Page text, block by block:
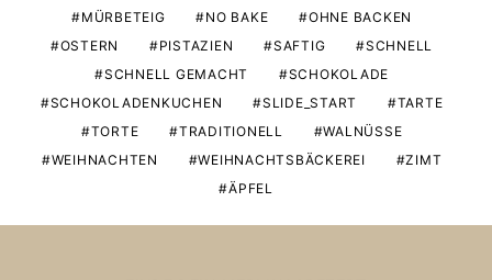
MÜRBETEIG
NO BAKE
OHNE BACKEN
OSTERN
PISTAZIEN SAFTIG
SCHNELL
SCHNELL GEMACHT
SCHOKOLADE
SCHOKOLADENKUCHEN
SLIDE_START
TARTE
TORTE
TRADITIONELL
WALNÜSSE
WEIHNACHTEN
WEIHNACHTSBÄCKEREI
ZIMT
ÄPFEL